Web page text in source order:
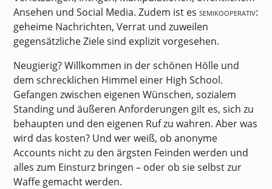
Ansehen und Social Media. Zudem ist essemikooperativ:
geheime Nachrichten, Verrat und zuweilen
gegensätzliche Ziele sind explizit vorgesehen.
Neugierig? Willkommen in der schönen Hölle und
dem schrecklichen Himmel einer High School.
Gefangen zwischen eigenen Wünschen, sozialem
Standing und äußeren Anforderungen gilt es, sich zu
behaupten und den eigenen Ruf zu wahren. Aber was
wird das kosten? Und wer weiß, ob anonyme
Accounts nicht zu den ärgsten Feinden werden und
alles zum Einsturz bringen – oder ob sie selbst zur
Waffe gemacht werden.